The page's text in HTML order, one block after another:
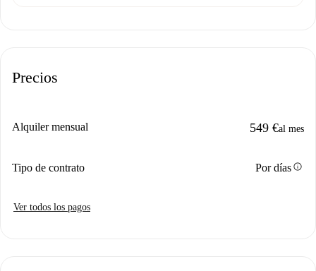
Precios
Alquiler mensual 549 €al mes
Tipo de contrato Por díasinfo
Ver todos los pagos